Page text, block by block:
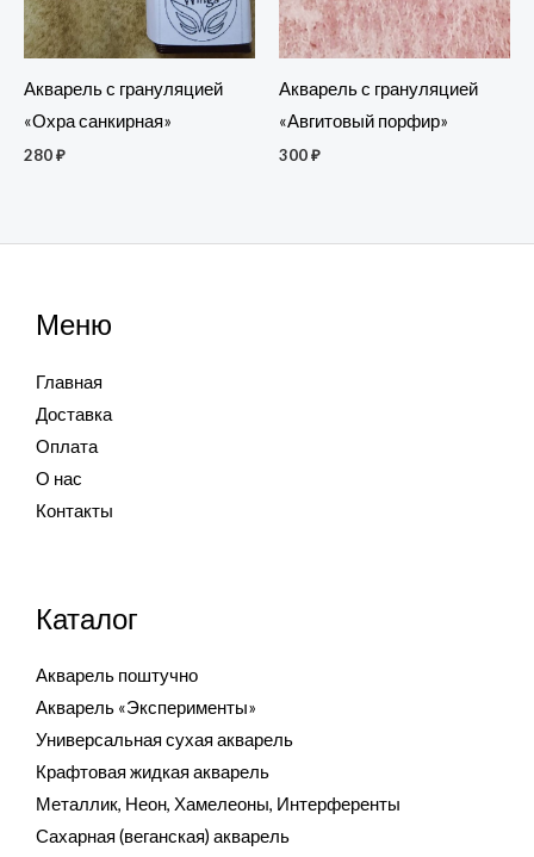
Акварель с грануляцией
«Охра санкирная»
280₽
Акварель с грануляцией
«Авгитовый порфир»
300₽
Меню
Главная
Доставка
Оплата
О нас
Контакты
Каталог
Акварель поштучно
Акварель «Эксперименты»
Универсальная сухая акварель
Крафтовая жидкая акварель
Металлик, Неон, Хамелеоны, Интерференты
Сахарная (веганская) акварель